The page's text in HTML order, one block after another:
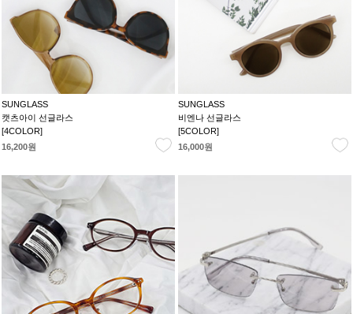
SUNGLASS
캣츠아이 선글라스
[4COLOR]
16,200원
SUNGLASS
비엔나 선글라스
[5COLOR]
16,000원